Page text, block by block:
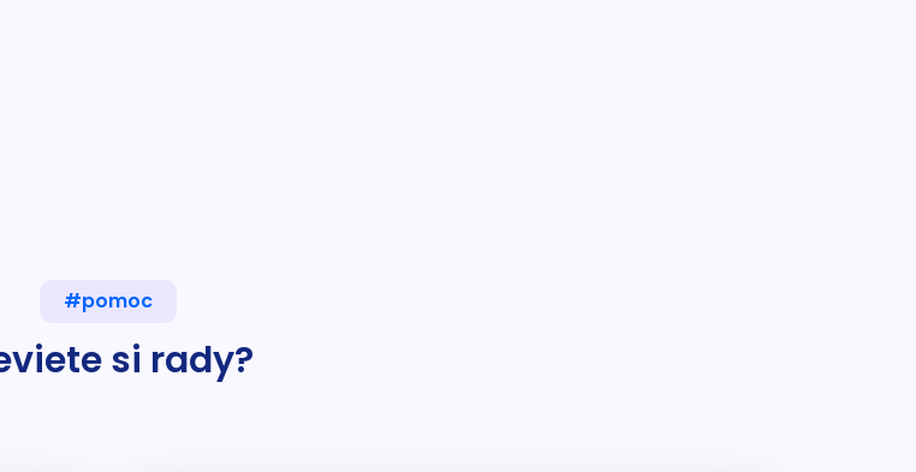
#pomoc
si rady?